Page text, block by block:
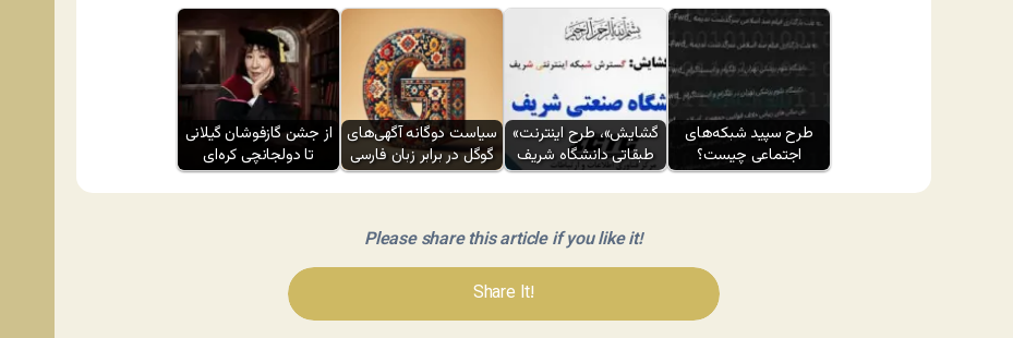
از جشن گازفوشان گیلانی
تا دولجانچی کره‌ای
سیاست دوگانه آگهی‌های
گوگل در برابر زبان فارسی
«گشایش»، طرح اینترنت
طبقاتی دانشگاه شریف
طرح سپید شبکه‌های
اجتماعی چیست؟
Please share this article if you like it!
Share It!